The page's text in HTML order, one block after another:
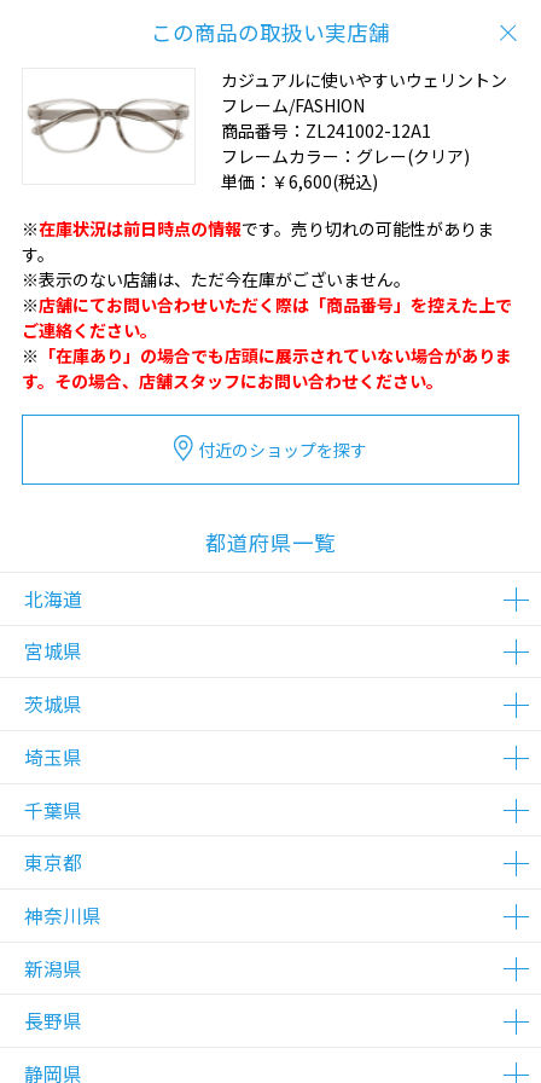
この商品の取扱い実店舗
カジュアルに使いやすいウェリントン
フレーム/FASHION
商品番号： ZL241002-12A1
フレームカラー： グレー(クリア)
単価： ￥6,600(税込)
※在庫状況は前日時点の情報です。売り切れの可能性がありま
す。
※表示のない店舗は、ただ今在庫がございません。
※店舗にてお問い合わせいただく際は「商品番号」を控えた上で
ご連絡ください。
※ 「在庫あり」の場合でも店頭に展示されていない場合がありま
す。その場合、店舗スタッフにお問い合わせください。
付近のショップを探す
都道府県一覧
北海道
△在庫わずか
△在庫わずか
宮城県
△在庫わずか
茨城県
△在庫わずか
△在庫わずか
埼玉県
△在庫わずか
△在庫わずか
△在庫わずか
〇在庫あり
△在庫わずか
千葉県
△在庫わずか
△在庫わずか
△在庫わずか
東京都
△在庫わずか
△在庫わずか
△在庫わずか
△在庫わずか
△在庫わずか
△在庫わずか
△在庫わずか
△在庫わずか
△在庫わずか
△在庫わずか
△在庫わずか
△在庫わずか
〇在庫あり
△在庫わずか
△在庫わずか
神奈川県
△在庫わずか
△在庫わずか
新潟県
△在庫わずか
長野県
静岡県